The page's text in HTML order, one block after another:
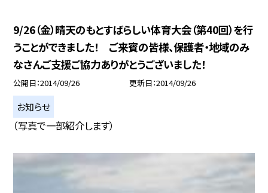
9/26（金）晴天のもとすばらしい体育大会（第40回）を行
うことができました！ ご来賓の皆様、保護者・地域のみ
なさんご支援ご協力ありがとうございました！
公開日 2014/09/26 更新日 2014/09/26
お知らせ
（写真で一部紹介します）